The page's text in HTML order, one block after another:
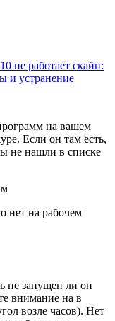
не работает скайп:
и устранение
на вашем
Если он там есть,
не нашли в списке
нет на рабочем
не запущен ли он
внимание на в
возле часов). Нет